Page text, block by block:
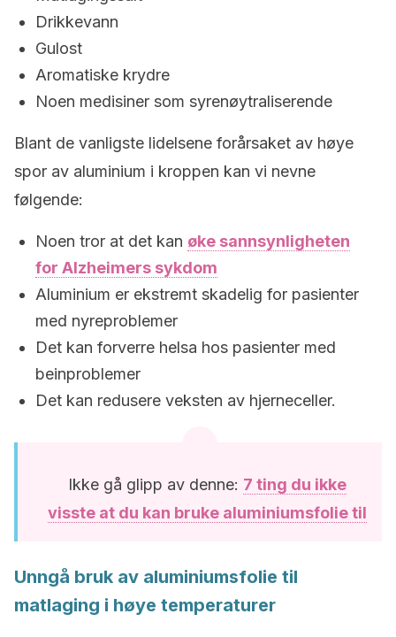
Drikkevann
Gulost
Aromatiske krydre
Noen medisiner som syrenøytraliserende
Blant de vanligste lidelsene forårsaket av høye
spor av aluminium i kroppen kan vi nevne
følgende:
Noen tror at det kan øke sannsynligheten
for Alzheimers sykdom
Aluminium er ekstremt skadelig for pasienter
med nyreproblemer
Det kan forverre helsa hos pasienter med
beinproblemer
Det kan redusere veksten av hjerneceller.
Ikke gå glipp av denne: 7 ting du ikke
visste at du kan bruke aluminiumsfolie til
Unngå bruk av aluminiumsfolie til
matlaging i høye temperaturer